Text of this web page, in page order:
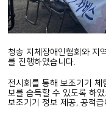
청송 지체장애인협회와 지
를 진행하였습니다.
전시회를 통해 보조기기 체
보를 습득할 수 있도록 하
보조기기 정보 제공, 공적